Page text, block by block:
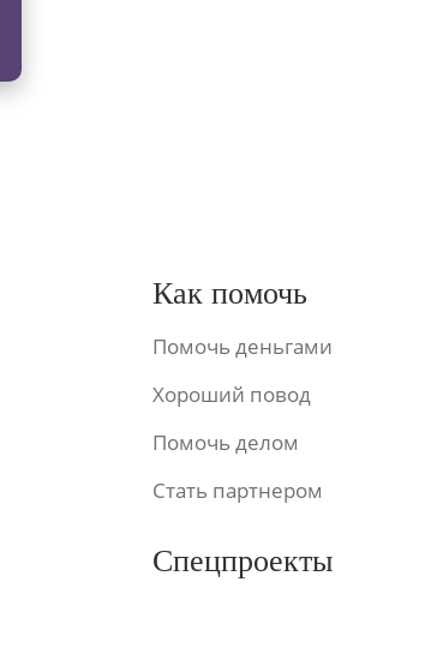
Как помочь
Помочь деньгами
Хороший повод
Помочь делом
Стать партнером
Спецпроекты